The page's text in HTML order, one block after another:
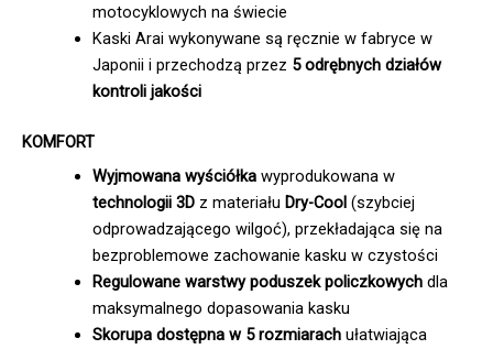
motocyklowych na świecie
Kaski Arai wykonywane są ręcznie w fabryce w
Japonii i przechodzą przez 5 odrębnych działów
kontroli jakości
KOMFORT
Wyjmowana wyściółkawyprodukowana w
technologii 3D z materiału Dry-Cool(szybciej
odprowadzającego wilgoć), przekładająca się na
bezproblemowe zachowanie kasku w czystości
Regulowane warstwy poduszek policzkowychdla
maksymalnego dopasowania kasku
Skorupa dostępna w 5 rozmiarach ułatwiająca